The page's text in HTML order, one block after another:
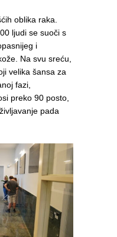
oblika raka.
ljudi se suoči s
i
Na svu sreću,
velika šansa za
fazi,
preko 90 posto,
pada